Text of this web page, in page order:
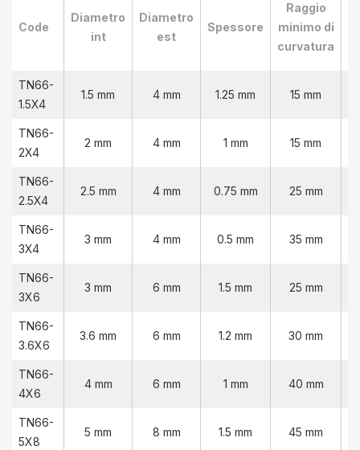
Code
Diametro
int
Diametro
est
Spessore
Raggio
minimo di
curvatura
TN66-
1.5X4
1.5 mm 4 mm 1.25 mm 15 mm
TN66-
2X4
2 mm 4 mm 1 mm 15 mm
TN66-
2.5X4
2.5 mm 4 mm 0.75 mm 25 mm
TN66-
3X4
3 mm 4 mm 0.5 mm 35 mm
TN66-
3X6
3 mm 6 mm 1.5 mm 25 mm
TN66-
3.6X6
3.6 mm 6 mm 1.2 mm 30 mm
TN66-
4X6
4 mm 6 mm 1 mm 40 mm
TN66-
5X8
5 mm 8 mm 1.5 mm 45 mm